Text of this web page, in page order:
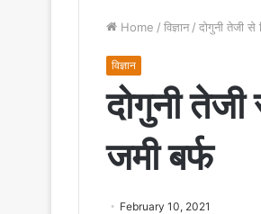
Home / विज्ञान / दोगुनी तेजी से
विज्ञान
दोगुनी
जमी बर्फ
February 10, 2021